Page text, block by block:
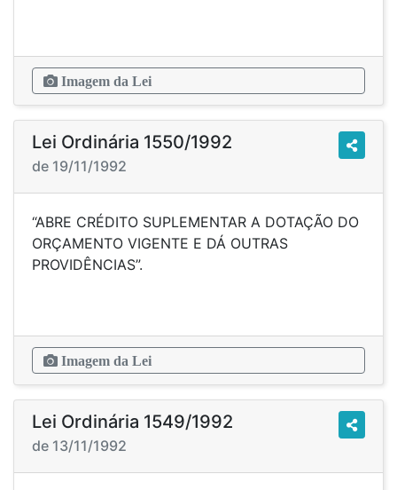
Imagem da Lei
Lei Ordinária 1550/1992
de 19/11/1992
“ABRE CRÉDITO SUPLEMENTAR A DOTAÇÃO DO
ORÇAMENTO VIGENTE E DÁ OUTRAS
PROVIDÊNCIAS”.
Imagem da Lei
Lei Ordinária 1549/1992
de 13/11/1992